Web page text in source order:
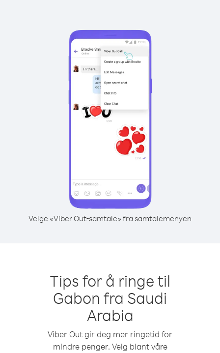
Velge «Viber Out-samtale» fra samtalemenyen
Tips for å ringe til
Gabon fra Saudi
Arabia
Viber Out gir deg mer ringetid for
mindre penger. Velg blant våre